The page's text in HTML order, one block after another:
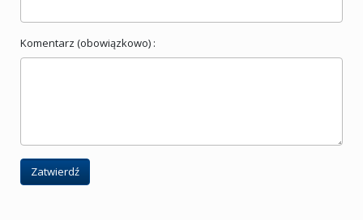
Komentarz (obowiązkowo) :
Zatwierdź